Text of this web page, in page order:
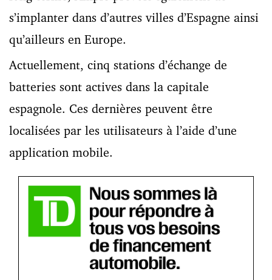
s’implanter dans d’autres villes d’Espagne ainsi
qu’ailleurs en Europe.
Actuellement, cinq stations d’échange de
batteries sont actives dans la capitale
espagnole. Ces dernières peuvent être
localisées par les utilisateurs à l’aide d’une
application mobile.